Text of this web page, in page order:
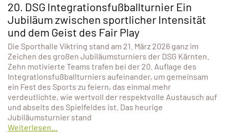
20. DSG Integrationsfußballturnier Ein
Jubiläum zwischen sportlicher Intensität
und dem Geist des Fair Play
Die Sporthalle Viktring stand am 21. März 2026 ganz im
Zeichen des großen Jubiläumsturniers der DSG Kärnten.
Zehn motivierte Teams trafen bei der 20. Auflage des
Integrationsfußballturniers aufeinander, um gemeinsam
ein Fest des Sports zu feiern, das einmal mehr
verdeutlichte, wie wertvoll der respektvolle Austausch auf
und abseits des Spielfeldes ist. Das heurige
Jubiläumsturnier stand
Weiterlesen...